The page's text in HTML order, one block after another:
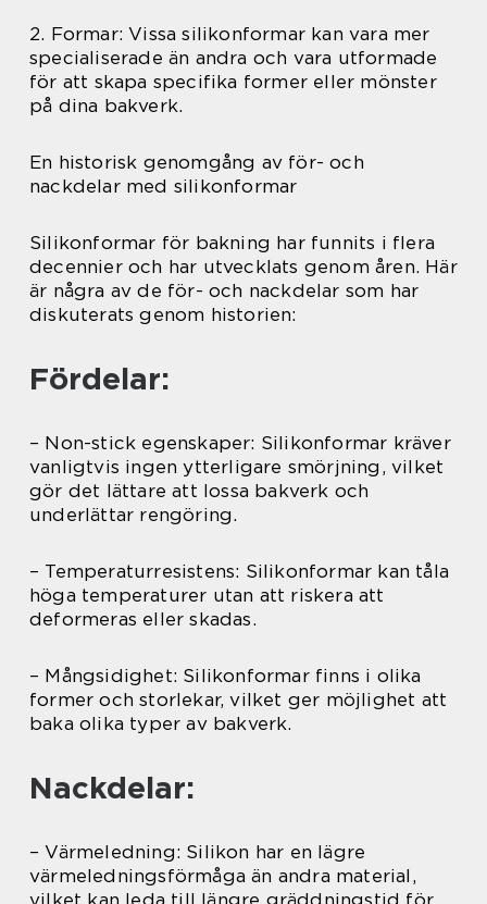
2. Formar: Vissa silikonformar kan vara mer
specialiserade än andra och vara utformade
för att skapa specifika former eller mönster
på dina bakverk.
En historisk genomgång av för- och
nackdelar med silikonformar
Silikonformar för bakning har funnits i flera
decennier och har utvecklats genom åren. Här
är några av de för- och nackdelar som har
diskuterats genom historien:
Fördelar:
– Non-stick egenskaper: Silikonformar kräver
vanligtvis ingen ytterligare smörjning, vilket
gör det lättare att lossa bakverk och
underlättar rengöring.
– Temperaturresistens: Silikonformar kan tåla
höga temperaturer utan att riskera att
deformeras eller skadas.
– Mångsidighet: Silikonformar finns i olika
former och storlekar, vilket ger möjlighet att
baka olika typer av bakverk.
Nackdelar:
– Värmeledning: Silikon har en lägre
värmeledningsförmåga än andra material,